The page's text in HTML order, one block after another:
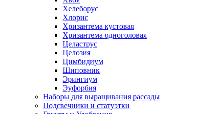
Хелеборус
Хлорис
Хризантема кустовая
Хризантема одноголовая
Целаструс
Целозия
Цимбидиум
Шиповник
Эрингиум
Эуфорбия
Наборы для выращивания рассады
Подсвечники и статуэтки